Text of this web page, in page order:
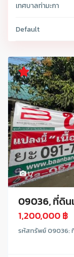
เทศบาลท่ามะกา
Default
17
09036, ที่ดิน
1,200,000 ฿
รหัสทรัพย์ 09036: